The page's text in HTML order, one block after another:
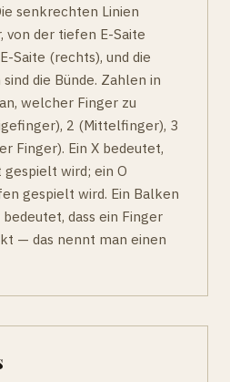
senkrechten Linien
von der tiefen E-Saite
Saite (rechts), und die
die Bünde. Zahlen in
welcher Finger zu
2 (Mittelfinger), 3
Finger). Ein X bedeutet,
gespielt wird; ein O
gespielt wird. Ein Balken
dass ein Finger
— das nennt man einen